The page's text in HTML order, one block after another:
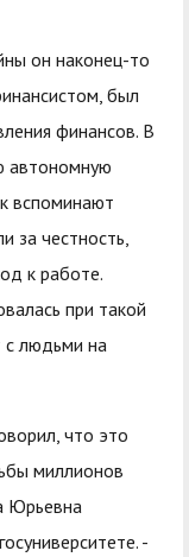
он наконец-то
был
финансов. В
автономную
вспоминают
за честность,
к работе.
при такой
с людьми на
что это
миллионов
Юрьевна
-